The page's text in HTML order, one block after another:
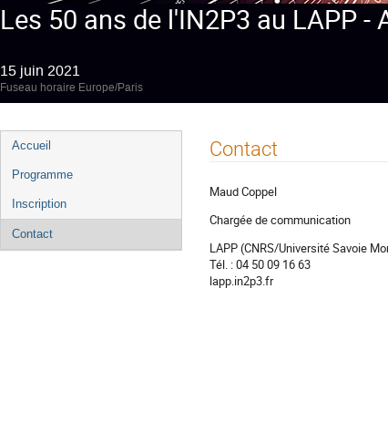
Les 50 ans de l'IN2P3 au LAPP
15 juin 2021
Fuseau horaire Europe/Paris
Menu
de
Accueil
Programme
Inscription
Contact
Contact
Maud Coppel
Chargée de communication
LAPP (CNRS/Université Savoie
Tél. : 04 50 09 16 63
lapp.in2p3.fr